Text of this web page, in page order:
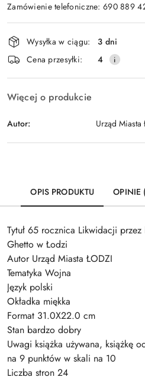
Zamówienie telefoniczne: 690 889
Wyślij
Dostępność
i
dostawa
Wysyłka w ciągu:
3 dni
Cena przesyłki:
4
Więcej o produkcie
Autor: Urząd Miasta
OPIS PRODUKTU OPINIE
Tytuł 65 rocznica Likwidacji
Ghetto w Łodzi
Autor Urząd Miasta ŁODZI
Tematyka Wojna
Język polski
Okładka miękka
Format 31.0X22.0 cm
Stan bardzo dobry
Uwagi książka używana, książkę
na 9 punktów w skali na 10
Liczba stron 24